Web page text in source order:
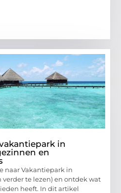
in
en
naar Vakantiepark in
te lezen) en ontdek wat
heeft. In dit artikel